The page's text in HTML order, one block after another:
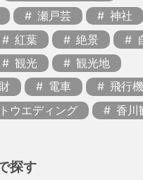
瀬戸芸
神社
紅葉 絶景
観光
観光地
電車
飛行機
ウエディング
香川
探す